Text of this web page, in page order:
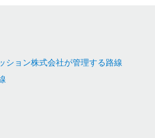
ション株式会社が管理する路線